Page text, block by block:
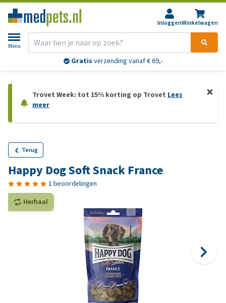
InloggenWinkelwagen
Menu
Gratis verzending vanaf € 69,-
Trovet Week: tot 15% korting op Trovet Lees
meer
Terug
Happy Dog Soft Snack France
1 beoordelingen
Herhaal